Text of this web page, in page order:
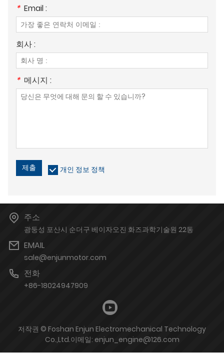
* Email :
회사 :
* 메시지 :
제출 개인 정보 정책
주소
광둥성 포산시 순더구 베이자오진 화즈과학기술원 22동
EMAIL
sale@enjunmotor.com
전화
+86-18024947909
저작권 © Foshan Enjun Electromechanical Technology
Co.,Ltd.이메일: enjun_engine@126.com